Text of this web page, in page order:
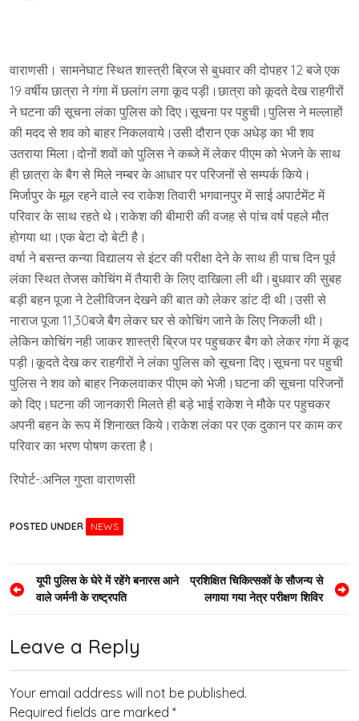
वाराणसी। सामनेघाट स्थित शास्त्री ब्रिज से बुधवार की दोपहर 12 बजे एक
19 वर्षीय छात्रा ने गंगा में छलांग लगा कूद पड़ी।छात्रा को कूदते देख राहगीरों
ने घटना की सूचना लंका पुलिस को दिए।सूचना पर पहुची।पुलिस ने मल्लाहों
की मदद से शव को बाहर निकलवाये।उसी दौरान एक अधेड़ का भी शव
उतराया मिला।दोनों शवों को पुलिस ने कब्जे में लेकर पीएम को भेजने के साथ
ही छात्रा के बैग से मिले नम्बर के आधार पर परिजनों से सम्पर्क किये।
मिर्जापुर के मूल रहने वाले स्व राकेश तिवारी भगवानपुर में साई अपार्टमेंट में
परिवार के साथ रहते थे।राकेश की बीमारी की वजह से पांच वर्ष पहले मौत
होगया था।एक बेटा दो बेटी है।
वर्षा ने बसन्त कन्या विद्यालय से इंटर की परीक्षा देने के साथ ही पाच दिन पूर्व
लंका स्थित तेजस कोचिंग में तैयारी के लिए दाखिला ली थी।बुधवार की सुबह
बड़ी बहन पूजा ने टेलीविजन देखने की बात को लेकर डांट दी थी।उसी से
नाराज पूजा 11,30बजे बैग लेकर घर से कोचिंग जाने के लिए निकली थी।
लेकिन कोचिंग नही जाकर शास्त्री ब्रिज पर पहुचकर बैग को लेकर गंगा में कूद
पड़ी।कूदते देख कर राहगीरों ने लंका पुलिस को सूचना दिए।सूचना पर पहुची
पुलिस ने शव को बाहर निकलवाकर पीएम को भेजी।घटना की सूचना परिजनों
को दिए।घटना की जानकारी मिलते ही बड़े भाई राकेश ने मौके पर पहुचकर
अपनी बहन के रूप में शिनाख्त किये।राकेश लंका पर एक दुकान पर काम कर
परिवार का भरण पोषण करता है।
रिपोर्ट-:अनिल गुप्ता वाराणसी
POSTED UNDER NEWS
Post
navigation
यूपी पुलिस के घेरे में रहेंगे बनारस आने
वाले जर्मनी के राष्‍ट्रपति
प्रशिक्षित चिकित्सकों के सौजन्य से
लगाया गया नेत्र परीक्षण शिविर
Leave a Reply
Your email address will not be published.
Required fields are marked *